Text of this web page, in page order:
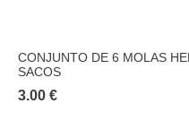
CONJUNTO DE 6 MOLAS
SACOS
3.00 €